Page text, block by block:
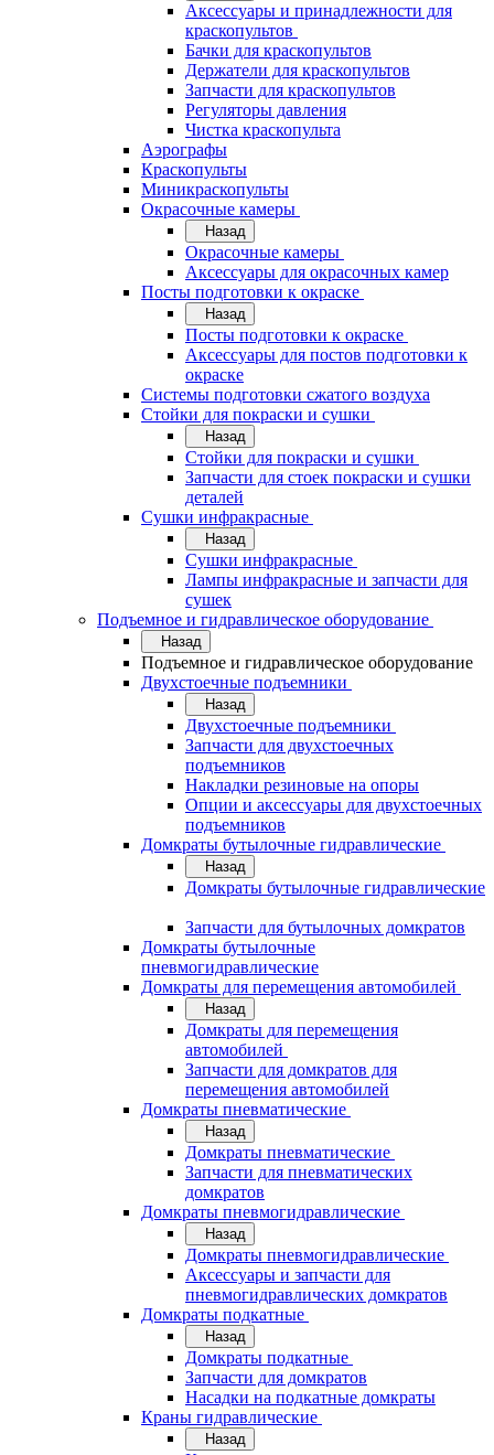
Аксессуары и принадлежности для
краскопультов
Бачки для краскопультов
Держатели для краскопультов
Запчасти для краскопультов
Регуляторы давления
Чистка краскопульта
Аэрографы
Краскопульты
Миникраскопульты
Окрасочные камеры
Назад
Окрасочные камеры
Аксессуары для окрасочных камер
Посты подготовки к окраске
Назад
Посты подготовки к окраске
Аксессуары для постов подготовки к
окраске
Системы подготовки сжатого воздуха
Стойки для покраски и сушки
Назад
Стойки для покраски и сушки
Запчасти для стоек покраски и сушки
деталей
Сушки инфракрасные
Назад
Сушки инфракрасные
Лампы инфракрасные и запчасти для
сушек
Подъемное и гидравлическое оборудование
Назад
Подъемное и гидравлическое оборудование
Двухстоечные подъемники
Назад
Двухстоечные подъемники
Запчасти для двухстоечных
подъемников
Накладки резиновые на опоры
Опции и аксессуары для двухстоечных
подъемников
Домкраты бутылочные гидравлические
Назад
Домкраты бутылочные гидравлические
Запчасти для бутылочных домкратов
Домкраты бутылочные
пневмогидравлические
Домкраты для перемещения автомобилей
Назад
Домкраты для перемещения
автомобилей
Запчасти для домкратов для
перемещения автомобилей
Домкраты пневматические
Назад
Домкраты пневматические
Запчасти для пневматических
домкратов
Домкраты пневмогидравлические
Назад
Домкраты пневмогидравлические
Аксессуары и запчасти для
пневмогидравлических домкратов
Домкраты подкатные
Назад
Домкраты подкатные
Запчасти для домкратов
Насадки на подкатные домкраты
Краны гидравлические
Назад